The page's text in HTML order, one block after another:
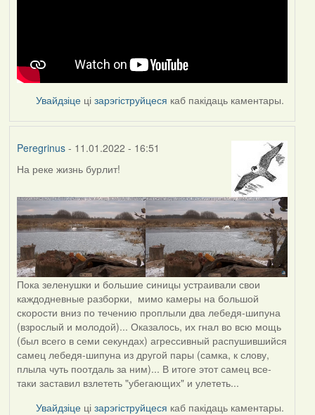
Увайдзіце цізарэгіструйцеся каб пакідаць каментары.
Peregrinus- 11.01.2022 - 16:51
На реке жизнь бурлит!
Пока зеленушки и большие синицы устраивали свои
каждодневные разборки, мимо камеры на большой
скорости вниз по течению проплыли два лебедя-шипуна
(взрослый и молодой)... Оказалось, их гнал во всю мощь
(был всего в семи секундах) агрессивный распушившийся
самец лебедя-шипуна из другой пары (самка, к слову,
плыла чуть поотдаль за ним)... В итоге этот самец все-
таки заставил взлететь "убегающих" и улететь...
Увайдзіце цізарэгіструйцеся каб пакідаць каментары.